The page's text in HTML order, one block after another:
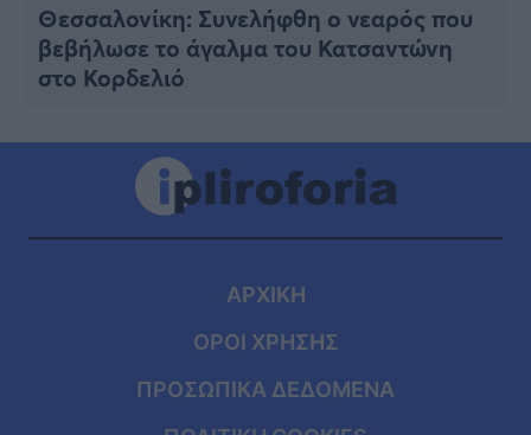
Θεσσαλονίκη: Συνελήφθη ο νεαρός που
βεβήλωσε το άγαλμα του Κατσαντώνη
στο Κορδελιό
ΑΡΧΙΚΗ
ΟΡΟΙ ΧΡΗΣΗΣ
ΠΡΟΣΩΠΙΚΑ ΔΕΔΟΜΕΝΑ